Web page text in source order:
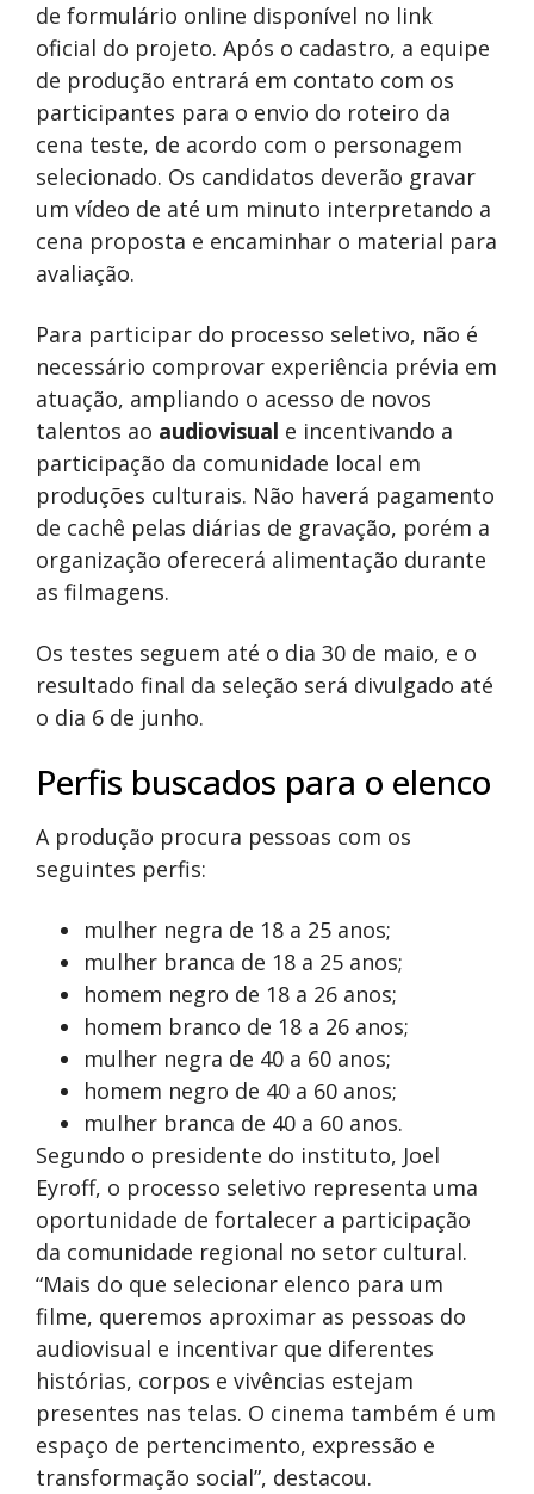
de formulário online disponível no link
oficial do projeto. Após o cadastro, a equipe
de produção entrará em contato com os
participantes para o envio do roteiro da
cena teste, de acordo com o personagem
selecionado. Os candidatos deverão gravar
um vídeo de até um minuto interpretando a
cena proposta e encaminhar o material para
avaliação.
Para participar do processo seletivo, não é
necessário comprovar experiência prévia em
atuação, ampliando o acesso de novos
talentos ao audiovisual e incentivando a
participação da comunidade local em
produções culturais. Não haverá pagamento
de cachê pelas diárias de gravação, porém a
organização oferecerá alimentação durante
as filmagens.
Os testes seguem até o dia 30 de maio, e o
resultado final da seleção será divulgado até
o dia 6 de junho.
Perfis buscados para o elenco
A produção procura pessoas com os
seguintes perfis:
mulher negra de 18 a 25 anos;
mulher branca de 18 a 25 anos;
homem negro de 18 a 26 anos;
homem branco de 18 a 26 anos;
mulher negra de 40 a 60 anos;
homem negro de 40 a 60 anos;
mulher branca de 40 a 60 anos.
Segundo o presidente do instituto, Joel
Eyroff, o processo seletivo representa uma
oportunidade de fortalecer a participação
da comunidade regional no setor cultural.
“Mais do que selecionar elenco para um
filme, queremos aproximar as pessoas do
audiovisual e incentivar que diferentes
histórias, corpos e vivências estejam
presentes nas telas. O cinema também é um
espaço de pertencimento, expressão e
transformação social”, destacou.